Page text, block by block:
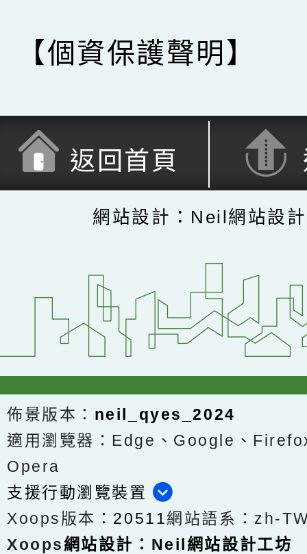
【個資保護聲明】
返回首頁
網站設計：Neil網站設
佈景版本： neil_qyes_2024
適用瀏覽器：Edge、Google、
Opera
支援行動瀏覽裝置
Xoops版本： 20511網站語系：zh-
Xoops網站設計 ： Neil網站設計工坊